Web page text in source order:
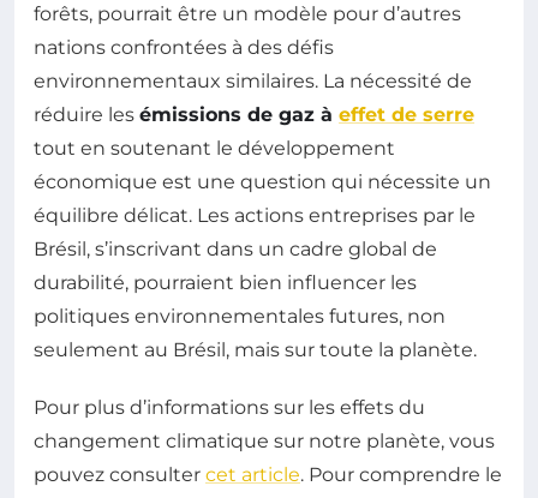
forêts, pourrait être un modèle pour d’autres
nations confrontées à des défis
environnementaux similaires. La nécessité de
réduire les émissions de gaz à effet de serre
tout en soutenant le développement
économique est une question qui nécessite un
équilibre délicat. Les actions entreprises par le
Brésil, s’inscrivant dans un cadre global de
durabilité, pourraient bien influencer les
politiques environnementales futures, non
seulement au Brésil, mais sur toute la planète.
Pour plus d’informations sur les effets du
changement climatique sur notre planète, vous
pouvez consulter cet article. Pour comprendre le